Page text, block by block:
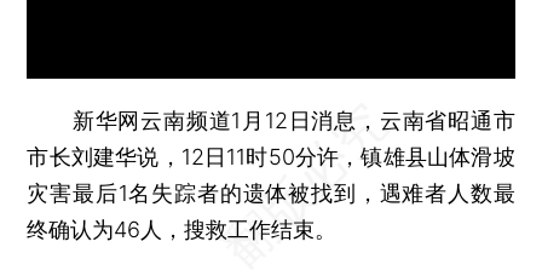
新华网云南频道1月12日消息，云南省昭通市
市长刘建华说，12日11时50分许，镇雄县山体滑坡
灾害最后1名失踪者的遗体被找到，遇难者人数最
终确认为46人，搜救工作结束。